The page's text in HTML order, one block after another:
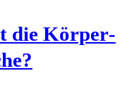
die Kör­per­